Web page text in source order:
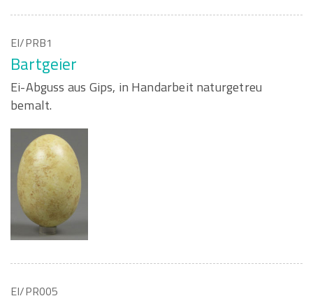
EI/PRB1
Bartgeier
Ei-Abguss aus Gips, in Handarbeit naturgetreu
bemalt.
EI/PR005